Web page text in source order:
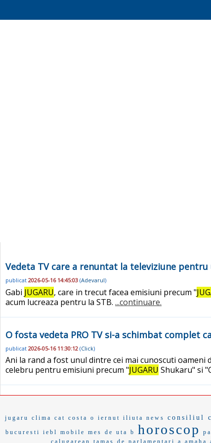
Vedeta TV care a renuntat la televiziune
publicat 2026-05-16 14:45:03 (Adevarul)
Gabi JUGARU, care in trecut facea emisiuni precum "
acum lucreaza pentru la STB. ...continuare.
O fosta vedeta PRO TV si-a schimbat complet
publicat 2026-05-16 11:30:12 (Click)
Ani la rand a fost unul dintre cei mai cunoscuti oameni
celebru pentru emisiuni precum "JUGARU Shukaru" si
jugaru clima cat costa o iernut iliuta news consiliul
bucuresti iebl mobile mes de uta b horoscop
calugarean
tamas de parlamentari a amaha